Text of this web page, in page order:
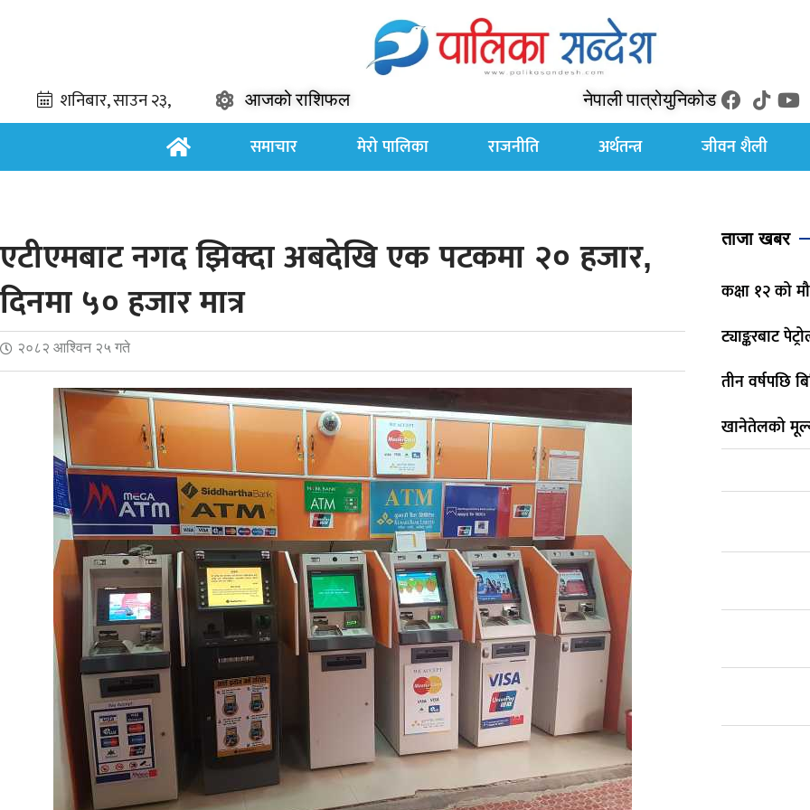
आजको राशिफल नेपाली पात्रोयुनिकोड
समाचार मेरो पालिका राजनीति अर्थतन्त्र जीवन शैली
एटीएमबाट नगद झिक्दा अबदेखि एक पटकमा २० हजार,
दिनमा ५० हजार मात्र
२०८२ आश्विन २५ गते
ताजा खबर
कक्षा १२ को
ट्याङ्करबाट
तीन वर्षपछि
खानेतेलको